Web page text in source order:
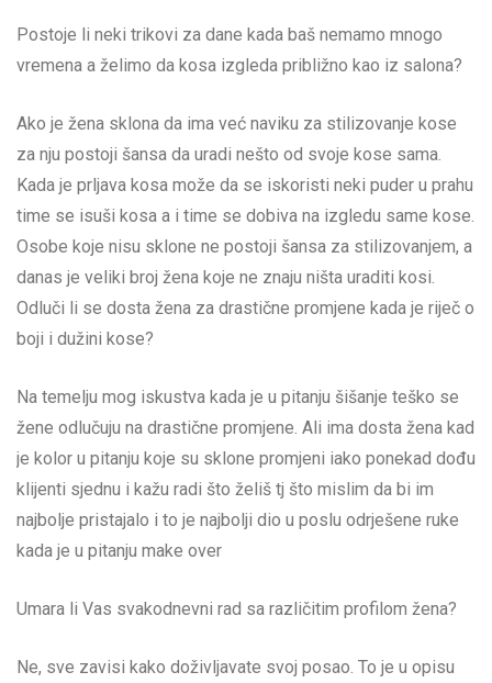
Postoje li neki trikovi za dane kada baš nemamo mnogo
vremena a želimo da kosa izgleda približno kao iz salona?
Ako je žena sklona da ima već naviku za stilizovanje kose
za nju postoji šansa da uradi nešto od svoje kose sama.
Kada je prljava kosa može da se iskoristi neki puder u prahu
time se isuši kosa a i time se dobiva na izgledu same kose.
Osobe koje nisu sklone ne postoji šansa za stilizovanjem, a
danas je veliki broj žena koje ne znaju ništa uraditi kosi.
Odluči li se dosta žena za drastične promjene kada je riječ o
boji i dužini kose?
Na temelju mog iskustva kada je u pitanju šišanje teško se
žene odlučuju na drastične promjene. Ali ima dosta žena kad
je kolor u pitanju koje su sklone promjeni iako ponekad dođu
klijenti sjednu i kažu radi što želiš tj što mislim da bi im
najbolje pristajalo i to je najbolji dio u poslu odrješene ruke
kada je u pitanju make over
Umara li Vas svakodnevni rad sa različitim profilom žena?
Ne, sve zavisi kako doživljavate svoj posao. To je u opisu